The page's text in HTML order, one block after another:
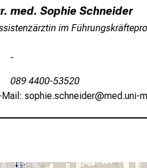
med. Sophie Schneider
im
-
089 4400-53520
Mail: sophie.schneider@med.uni-